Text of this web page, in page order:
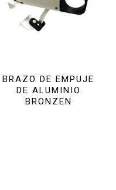
BRAZO DE EMPUJE
DE ALUMINIO
BRONZEN